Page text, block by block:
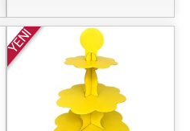
YENİ